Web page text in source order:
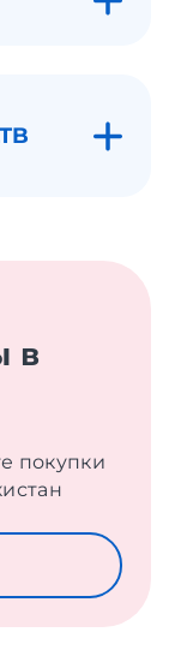
в
покупки